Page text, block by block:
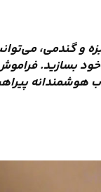
و گندمی،
خود بسازید.